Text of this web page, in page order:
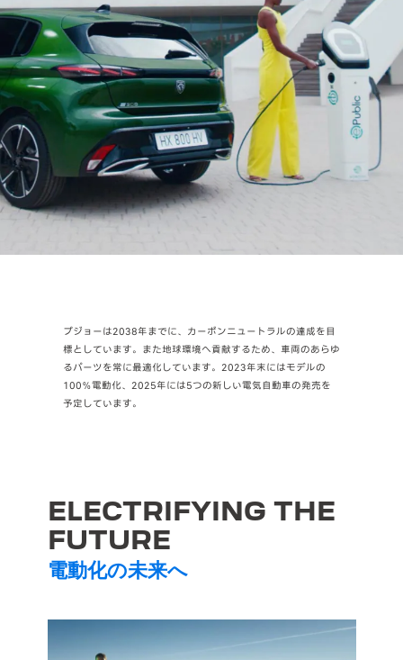
プジョーは2038年までに、カーボンニュートラルの達成を目
標としています。また地球環境へ貢献するため、車両のあらゆ
るパーツを常に最適化しています。2023年末にはモデルの
100％電動化、2025年には5つの新しい電気自動車の発売を
予定しています。
ELECTRIFYING THE
FUTURE
電動化の未来へ